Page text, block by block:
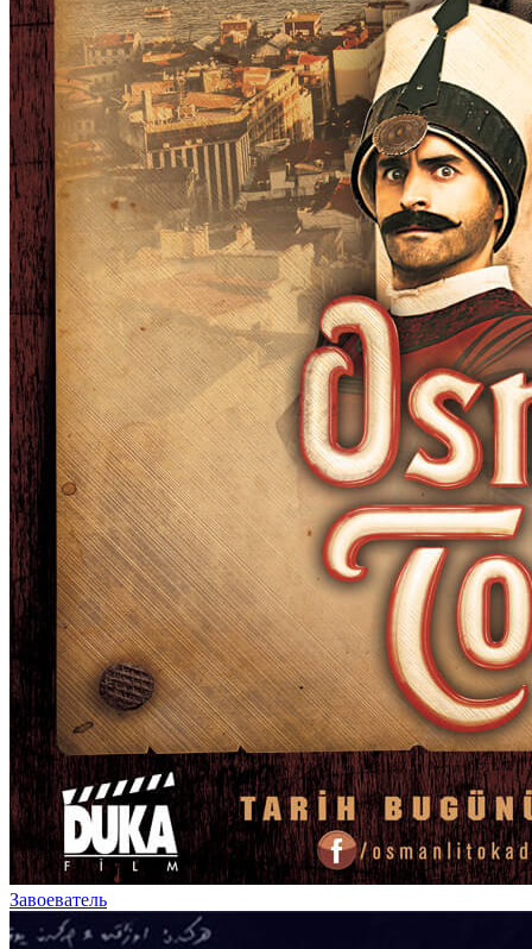
Завоеватель